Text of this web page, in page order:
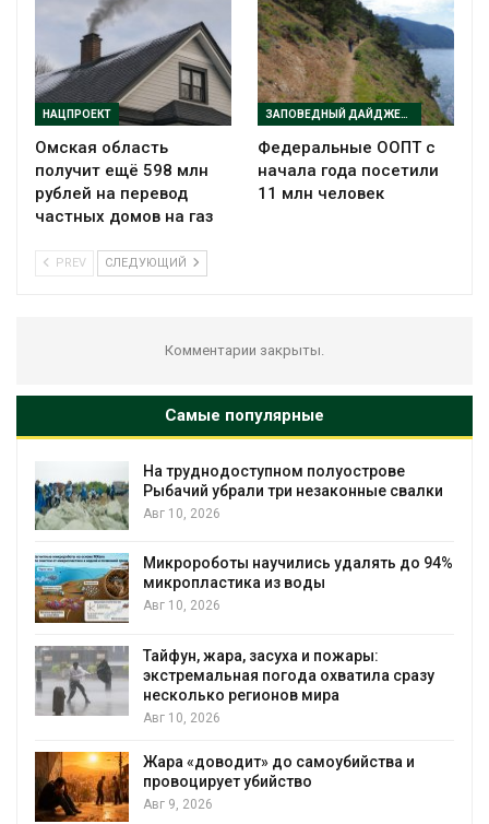
НАЦПРОЕКТ
Омская область
получит ещё 598 млн
рублей на перевод
частных домов на газ
ЗАПОВЕДНЫЙ ДАЙДЖЕСТ
Федеральные ООПТ с
начала года посетили
11 млн человек
PREV СЛЕДУЮЩИЙ
Комментарии закрыты.
Самые популярные
На труднодоступном полуострове
Рыбачий убрали три незаконные свалки
Авг 10, 2026
Микророботы научились удалять до 94%
микропластика из воды
Авг 10, 2026
Тайфун, жара, засуха и пожары:
экстремальная погода охватила сразу
несколько регионов мира
Авг 10, 2026
Жара «доводит» до самоубийства и
провоцирует убийство
Авг 9, 2026